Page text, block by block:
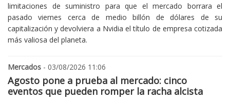
limitaciones de suministro para que el mercado borrara el
pasado viernes cerca de medio billón de dólares de su
capitalización y devolviera a Nvidia el título de empresa cotizada
más valiosa del planeta.
Mercados - 03/08/2026 11:06
Agosto pone a prueba al mercado: cinco
eventos que pueden romper la racha alcista